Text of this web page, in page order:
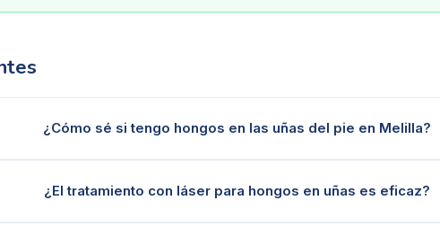
¿Cómo sé si tengo hongos en las uñas del pie en Melilla?
¿El tratamiento con láser para hongos en uñas es eficaz?